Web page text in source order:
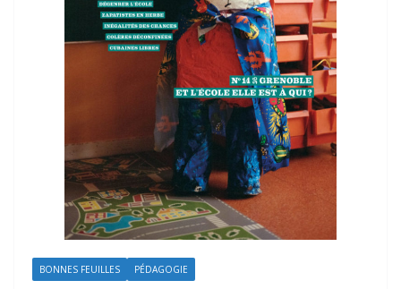
BONNES FEUILLES PÉDAGOGIE